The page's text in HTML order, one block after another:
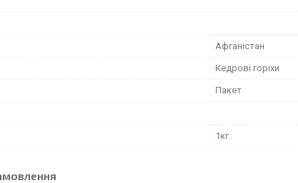
Афганістан
Кедрові горіхи
Пакет
1кг.